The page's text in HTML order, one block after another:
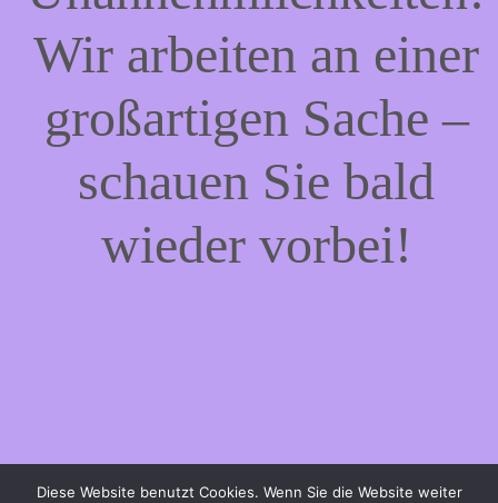
Wir arbeiten an einer
großartigen Sache –
schauen Sie bald
wieder vorbei!
Diese Website benutzt Cookies. Wenn Sie die Website weiter